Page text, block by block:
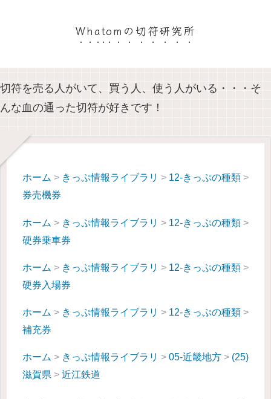
Whatomの切符研究所
切符を売る人がいて、買う人、使う人がいる・・・そ
んな血の通った切符が好きです！
ホーム > きっぷ情報ライブラリ > 12-きっぷの種類 >
券売機券
ホーム > きっぷ情報ライブラリ > 12-きっぷの種類 >
硬券乗車券
ホーム > きっぷ情報ライブラリ > 12-きっぷの種類 >
硬券入場券
ホーム > きっぷ情報ライブラリ > 12-きっぷの種類 >
補充券
ホーム > きっぷ情報ライブラリ > 05-近畿地方 > (25)
滋賀県 > 近江鉄道